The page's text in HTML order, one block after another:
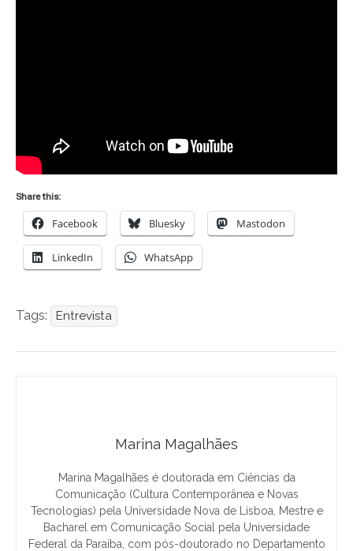
Share this:
Facebook Bluesky Mastodon
LinkedIn WhatsApp
Tags: Entrevista
Marina Magalhães
Marina Magalhães é doutorada em Ciências da
Comunicação (Cultura Contemporânea e Novas
Tecnologias) pela Universidade Nova de Lisboa, Mestre e
Bacharel em Comunicação Social pela Universidade
Federal da Paraíba, com pós-doutorado no Departamento